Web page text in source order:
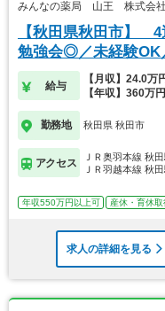
みんなの薬局 山王 株式会社
【秋田県秋田市】 4
勉強会◎／未経験
給与
【月収】24.0
【年収】360万
勤務地 秋田県 秋田市
アクセス
ＪＲ奥羽本線 秋
ＪＲ羽越本線 秋
年収550万円以上可 産休・育休取
求人の詳細を見る